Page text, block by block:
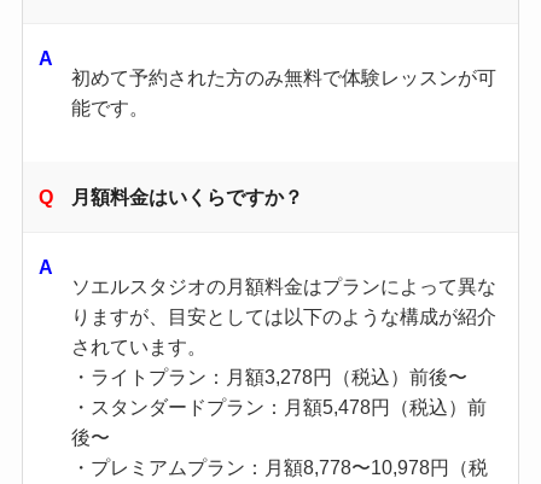
初めて予約された方のみ無料で体験レッスンが可
能です。
月額料金はいくらですか？
ソエルスタジオの月額料金はプランによって異な
りますが、目安としては以下のような構成が紹介
されています。
・ライトプラン：月額3,278円（税込）前後〜
・スタンダードプラン：月額5,478円（税込）前
後〜
・プレミアムプラン：月額8,778〜10,978円（税